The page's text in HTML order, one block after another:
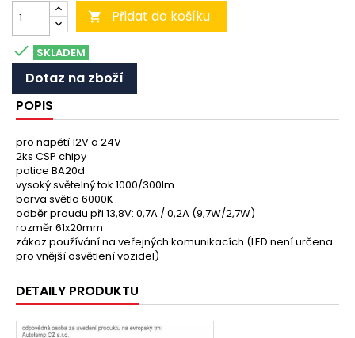
 Přidat do košíku
 SKLADEM
Dotaz na zboží
POPIS
pro napětí 12V a 24V
2ks CSP chipy
patice BA20d
vysoký světelný tok 1000/300lm
barva světla 6000K
odběr proudu při 13,8V: 0,7A / 0,2A (9,7W/2,7W)
rozměr 61x20mm
zákaz používání na veřejných komunikacích (LED není určena
pro vnější osvětlení vozidel)
DETAILY PRODUKTU